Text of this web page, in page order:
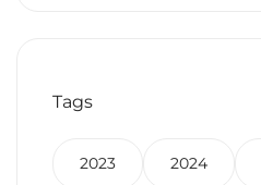
Tags
2023 2024